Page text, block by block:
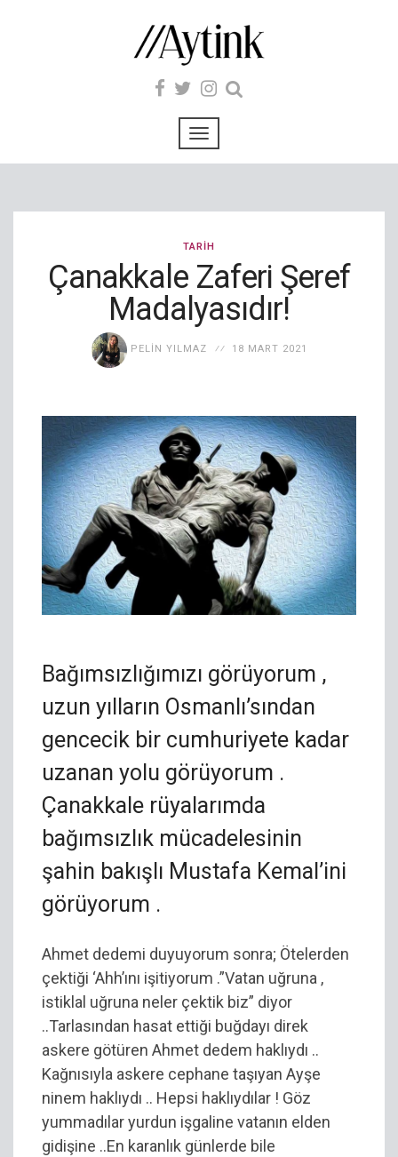
TARIH
Çanakkale Zaferi Şeref
Madalyasıdır!
PELIN YILMAZ 18 MART 2021
Bağımsızlığımızı görüyorum ,
uzun yılların Osmanlı’sından
gencecik bir cumhuriyete kadar
uzanan yolu görüyorum .
Çanakkale rüyalarımda
bağımsızlık mücadelesinin
şahin bakışlı Mustafa Kemal’ini
görüyorum .
Ahmet dedemi duyuyorum sonra; Ötelerden
çektiği ‘Ahh’ını işitiyorum .”Vatan uğruna ,
istiklal uğruna neler çektik biz” diyor
..Tarlasından hasat ettiği buğdayı direk
askere götüren Ahmet dedem haklıydı ..
Kağnısıyla askere cephane taşıyan Ayşe
ninem haklıydı .. Hepsi haklıydılar ! Göz
yummadılar yurdun işgaline vatanın elden
gidişine ..En karanlık günlerde bile